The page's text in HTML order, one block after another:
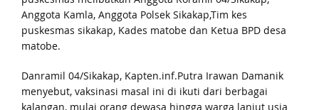
Anggota Kamla, Anggota Polsek Sikakap,Tim kes
puskesmas sikakap, Kades matobe dan Ketua BPD desa
matobe.
Danramil 04/Sikakap, Kapten.inf.Putra Irawan Damanik
menyebut, vaksinasi masal ini di ikuti dari berbagai
kalangan, mulai orang dewasa hingga warga lanjut usia